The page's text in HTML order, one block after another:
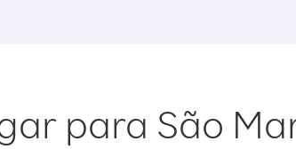
para São